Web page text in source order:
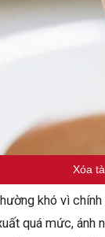
Xóa
khó vì
quá mức,